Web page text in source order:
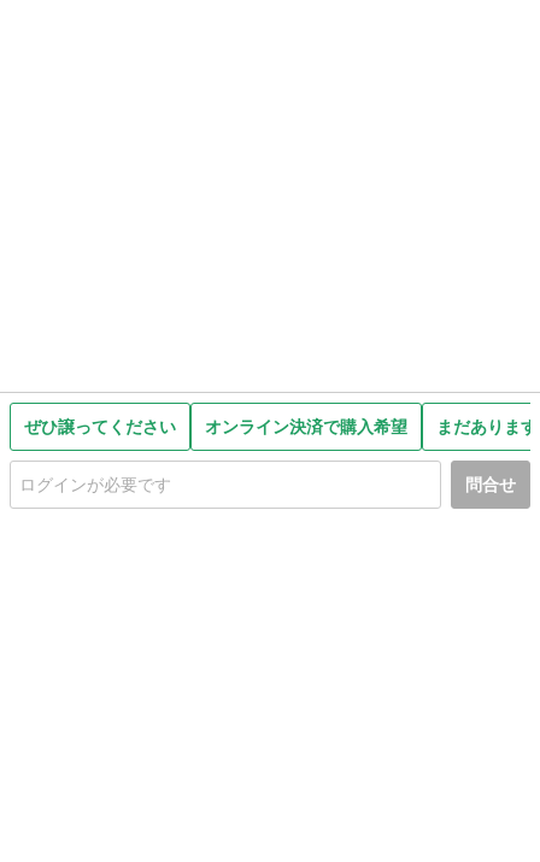
ぜひ譲ってください オンライン決済で購入希望 まだありま
問合せ